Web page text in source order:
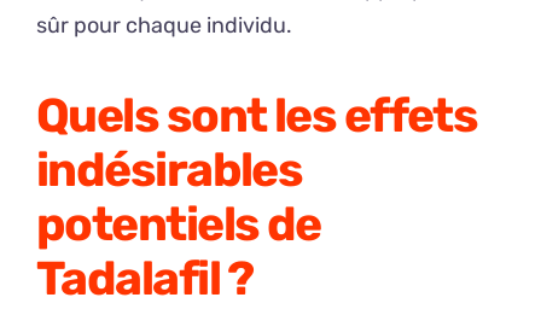
sûr pour chaque individu.
Quels sont les effets
indésirables
potentiels de
Tadalafil ?